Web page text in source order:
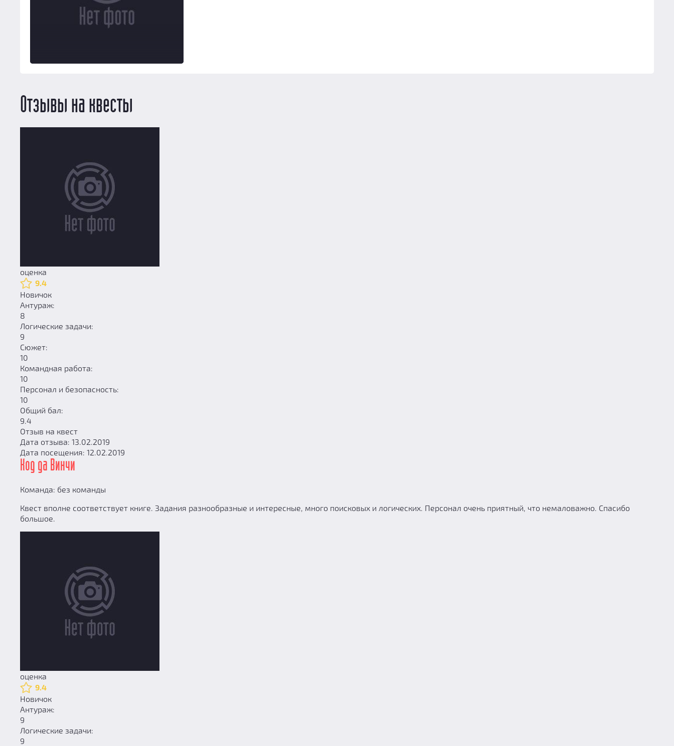
Отзывы на квесты
оценка
9.4
Новичок
Антураж:
8
Логические задачи:
9
Сюжет:
10
Командная работа:
10
Персонал и безопасность:
10
Общий бал:
9.4
Отзыв на квест
Дата отзыва: 13.02.2019
Дата посещения: 12.02.2019
Код да Винчи
Команда: без команды
Квест вполне соответствует книге. Задания разнообразные и интересные, много поисковых и логических. Персонал очень приятный, что немаловажно. Спасибо
большое.
оценка
9.4
Новичок
Антураж:
9
Логические задачи:
9